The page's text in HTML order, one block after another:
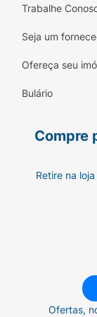
dipirona/
Benefícios
● Ação
● Cafeína
efeito
● Ação
isolada —
● 2x mais
Efeitos
Trabalhe
Seja um
Ofereça seu
Bulário
Compre
Retire na
Ofertas,